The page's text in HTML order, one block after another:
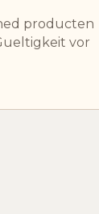
producten
vor